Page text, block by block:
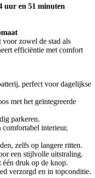
uur en 51 minuten
zowel de stad als
efficiëntie met comfort
perfect voor dagelijkse
met het geïntegreerde
parkeren.
comfortabel interieur,
zelfs op langere ritten.
een stijlvolle uitstraling.
één druk op de knop.
verzorgd en in topconditie.